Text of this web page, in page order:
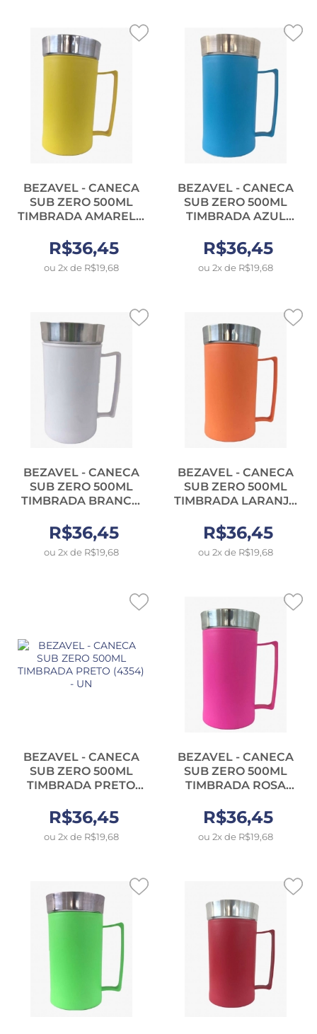
BEZAVEL - CANECA
SUB ZERO 500ML
TIMBRADA AMARELO
R$36,45
ou 2x de R$19,68
BEZAVEL - CANECA
SUB ZERO 500ML
TIMBRADA AZUL
R$36,45
ou 2x de R$19,68
BEZAVEL - CANECA
SUB ZERO 500ML
TIMBRADA BRANCO
R$36,45
ou 2x de R$19,68
BEZAVEL - CANECA
SUB ZERO 500ML
TIMBRADA LARANJA
R$36,45
ou 2x de R$19,68
BEZAVEL - CANECA
SUB ZERO 500ML
TIMBRADA PRETO
R$36,45
ou 2x de R$19,68
BEZAVEL - CANECA
SUB ZERO 500ML
TIMBRADA ROSA
R$36,45
ou 2x de R$19,68